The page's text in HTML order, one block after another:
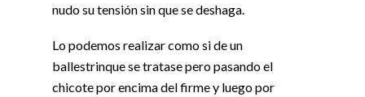
nudo su tensión sin que se deshaga.
Lo podemos realizar como si de un
ballestrinque se tratase pero pasando el
chicote por encima del firme y luego por